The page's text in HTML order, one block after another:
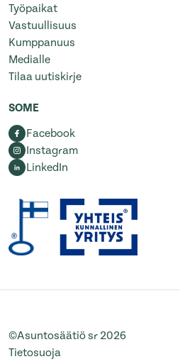
Työpaikat
Vastuullisuus
Kumppanuus
Medialle
Tilaa uutiskirje
SOME
Facebook
Instagram
LinkedIn
©Asuntosäätiö sr 2026
Tietosuoja